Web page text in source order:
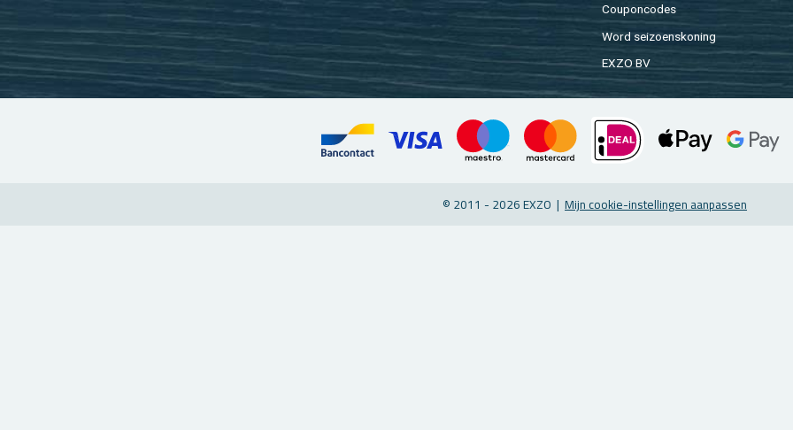
Cou­pon­co­des
Word sei­zoens­ko­ning
EXZO BV
© 2011 - 2026 EXZO | Mijn coo­kie-in­stel­lin­gen aan­pas­sen